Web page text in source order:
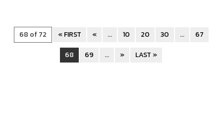
68 of 72 « FIRST « ... 10 20 30 ...
67
68
69 ... » LAST »